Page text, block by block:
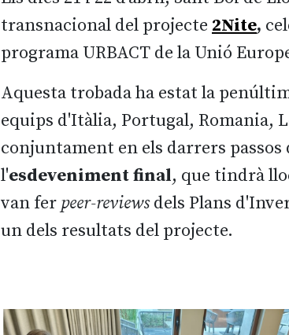
transnacional del projecte 2Nite,
programa URBACT de la Unió
Aquesta trobada ha estat la
equips d'Itàlia, Portugal, Romania,
conjuntament en els darrers passos
l'esdeveniment final, que tindrà
van fer peer-reviewsdels Plans
un dels resultats del projecte.